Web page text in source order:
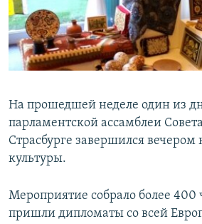
ПОБЕДИТЕЛЕЙ НЕ СУДЯТ?
КРЫМ.НЕПОКОРЕННЫЙ
ELIFBE
ПРИСОЕДИНЯЙТЕСЬ!
Все сайты RFE/RL
На прошедшей неделе один из
парламентской ассамблеи
Страсбурге завершился
культуры.
Мероприятие собрало более 400
пришли дипломаты со всей